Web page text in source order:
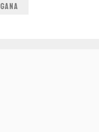
GANA